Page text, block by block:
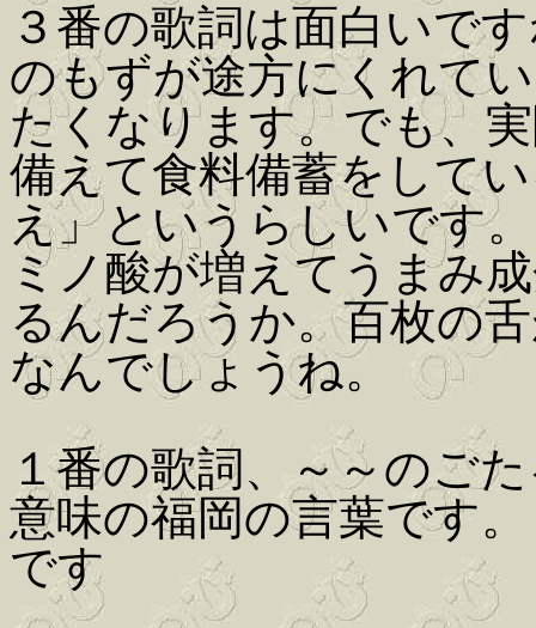
３番の歌詞は面白いで
のもずが途方にくれて
たくなります。でも、
備えて食料備蓄をして
え」というらしいです
ミノ酸が増えてうまみ
るんだろうか。百枚の
なんでしょうね。
１番の歌詞、～～のご
意味の福岡の言葉です
です